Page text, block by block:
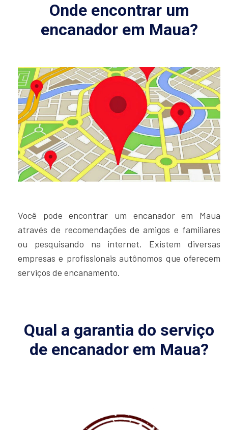
Onde encontrar um
encanador em Maua?
Você pode encontrar um encanador em Maua
através de recomendações de amigos e familiares
ou pesquisando na internet. Existem diversas
empresas e profissionais autônomos que oferecem
serviços de encanamento.
Qual a garantia do serviço
de encanador em Maua?